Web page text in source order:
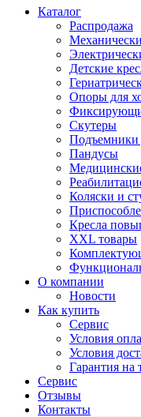
Каталог
Распродажа
Детские
Опоры для
Скутеры
Подъемники
Пандусы
Коляски и
Кресла
XXL товары
О компании
Новости
Как купить
Сервис
Условия
Условия
Гарантия на
Сервис
Отзывы
Контакты